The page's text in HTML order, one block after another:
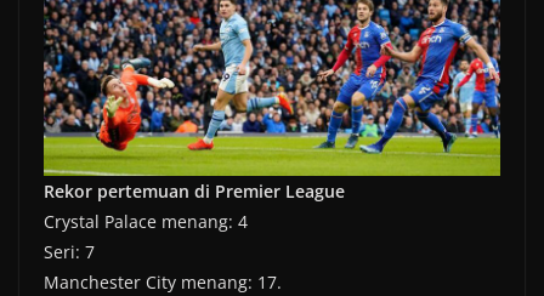
Rekor pertemuan di Premier League
Crystal Palace menang: 4
Seri: 7
Manchester City menang: 17.